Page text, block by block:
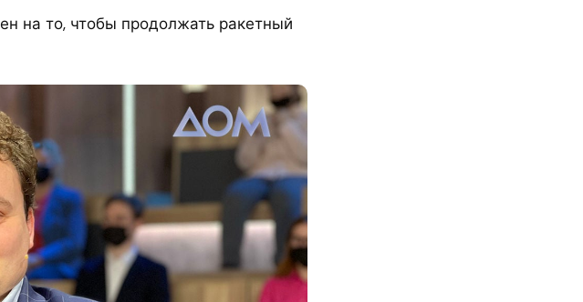
на то, чтобы продолжать ракетный